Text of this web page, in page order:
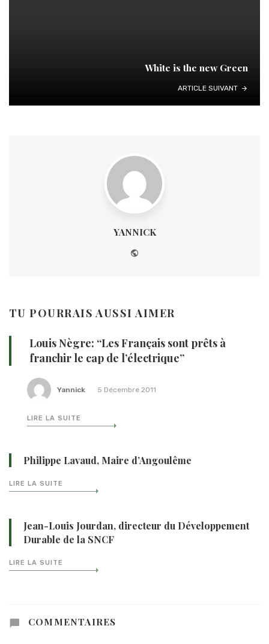
White is the new Green
ARTICLE SUIVANT
YANNICK
TU POURRAIS AUSSI AIMER
Louis Nègre: “Les Français sont prêts à
franchir le cap de l’électrique”
Yannick 5 Décembre 2011
LIRE LA SUITE
Philippe Lavaud, Maire d’Angoulême
LIRE LA SUITE
Jean-Louis Jourdan, directeur du Développement
Durable de la SNCF
LIRE LA SUITE
COMMENTAIRES